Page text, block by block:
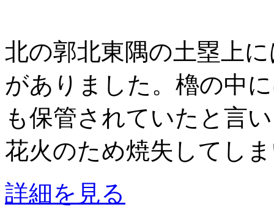
北の郭北東隅の土塁上
がありました。櫓の中
も保管されていたと言
花火のため焼失してし
詳細を見る